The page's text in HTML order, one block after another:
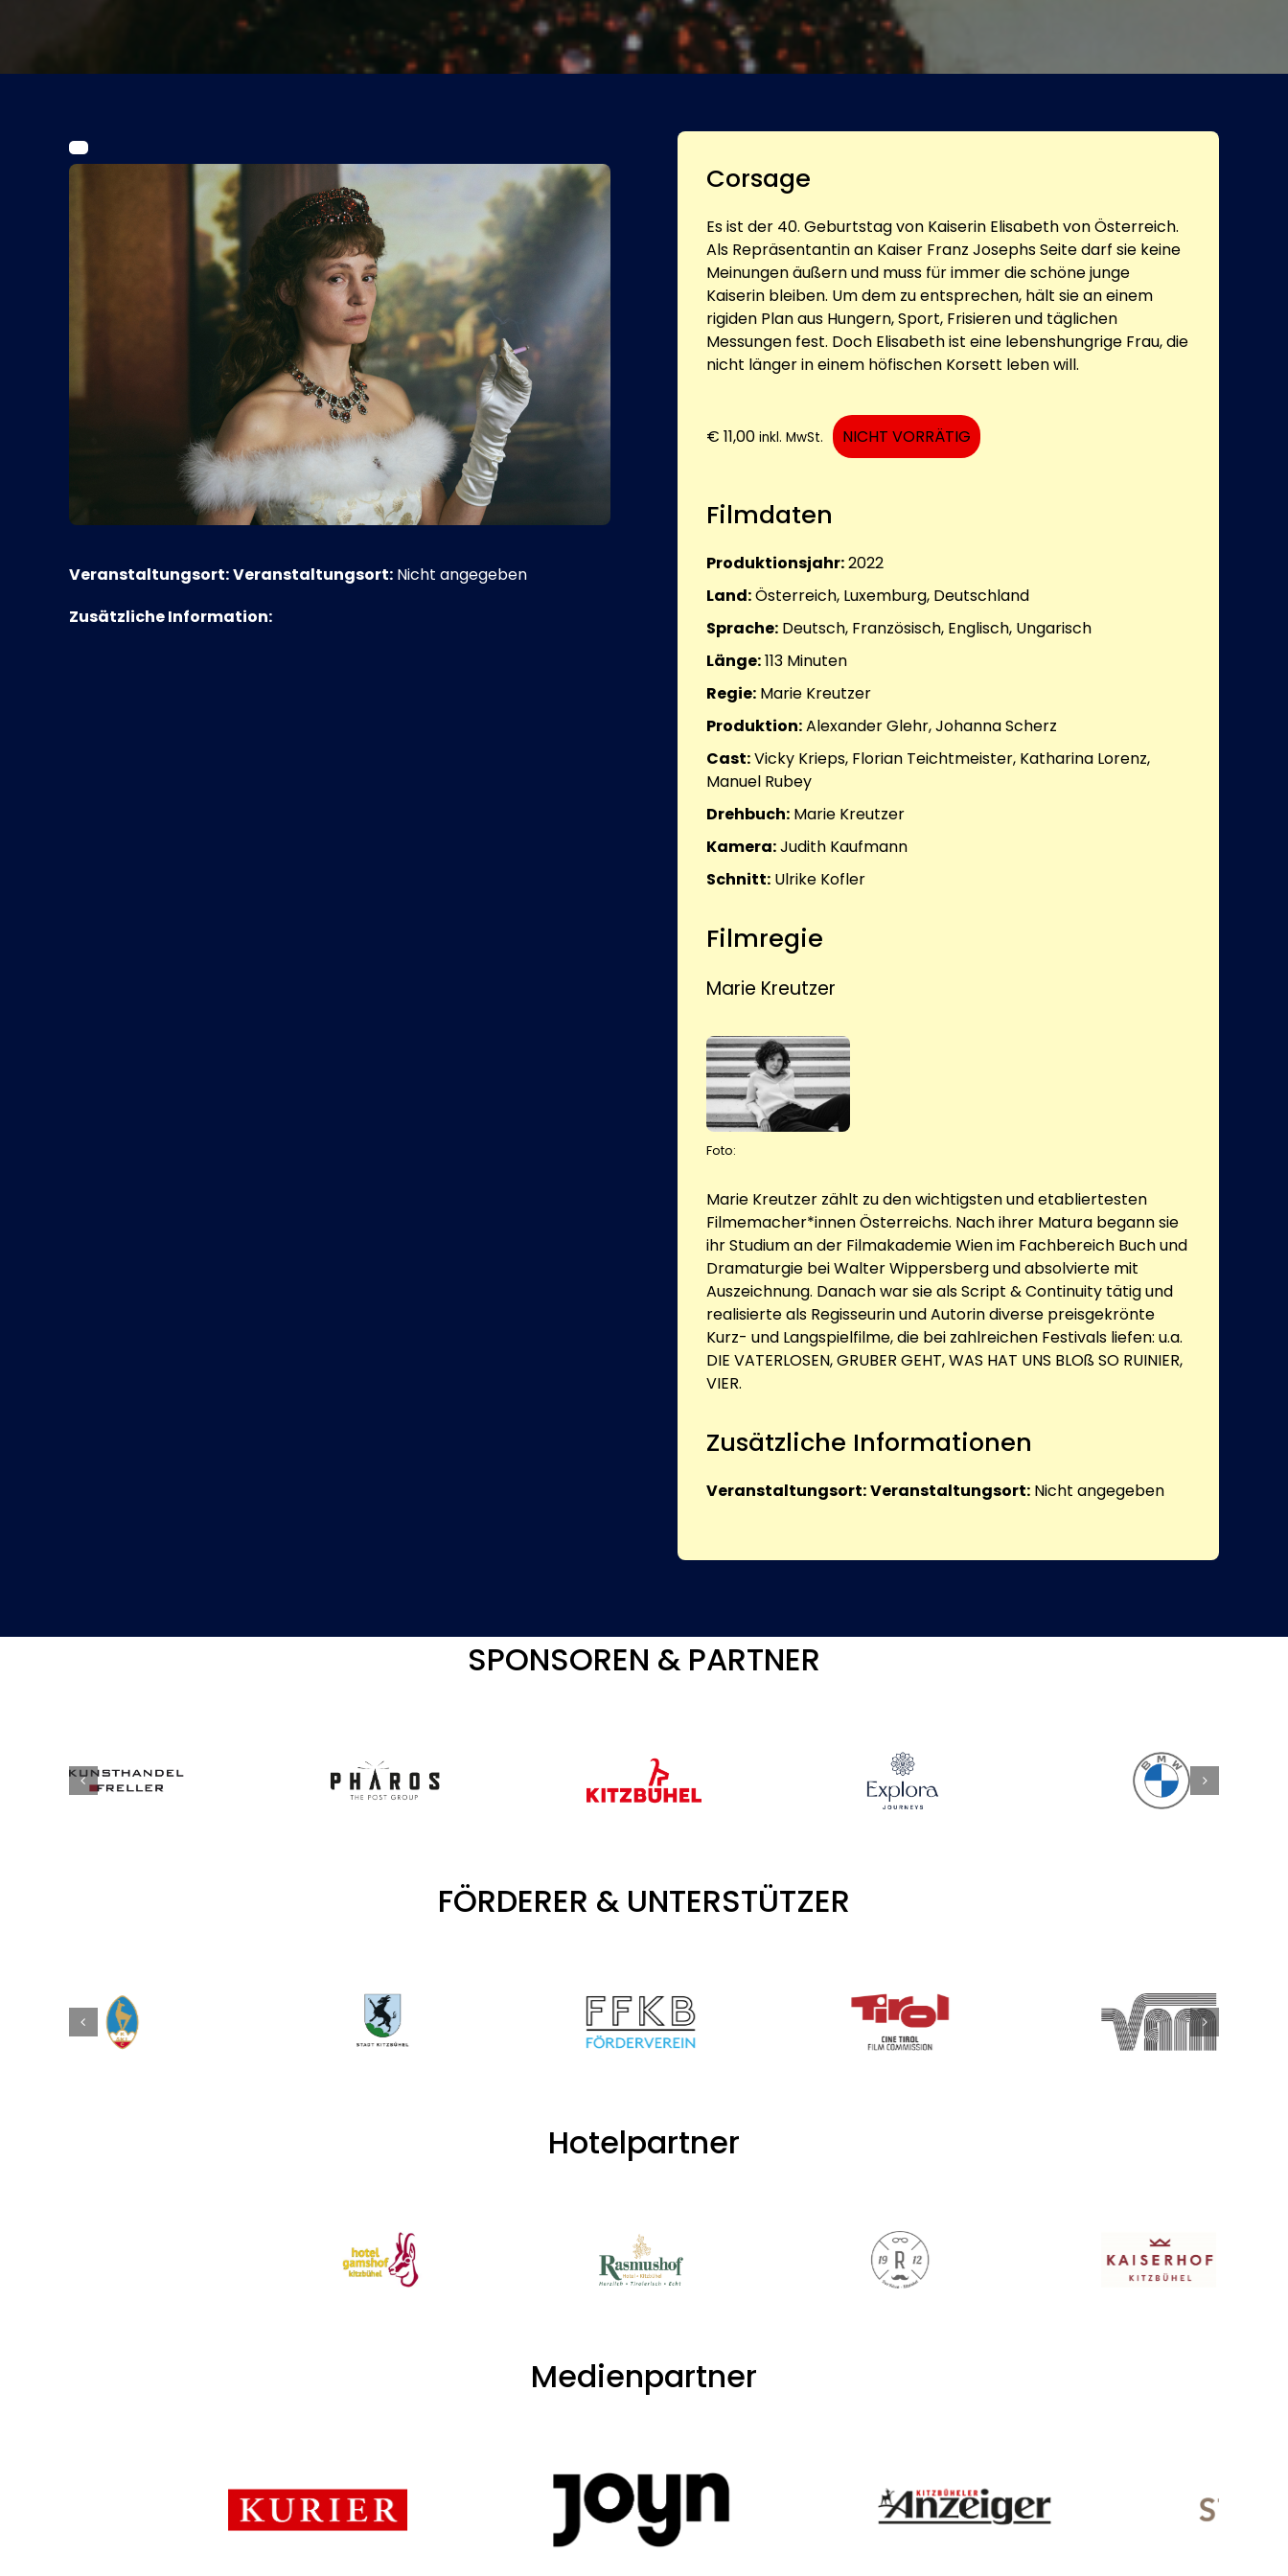
Veranstaltungsort:Veranstaltungsort: Nicht angegeben
Zusätzliche Information:
Corsage
Es ist der 40. Geburtstag von Kaiserin Elisabeth von Österreich.
Als Repräsentantin an Kaiser Franz Josephs Seite darf sie keine
Meinungen äußern und muss für immer die schöne junge
Kaiserin bleiben. Um dem zu entsprechen, hält sie an einem
rigiden Plan aus Hungern, Sport, Frisieren und täglichen
Messungen fest. Doch Elisabeth ist eine lebenshungrige Frau, die
nicht länger in einem höfischen Korsett leben will.
€ 11,00 inkl. MwSt. NICHT VORRÄTIG
Filmdaten
Produktionsjahr:2022
Land:Österreich, Luxemburg, Deutschland
Sprache: Deutsch, Französisch, Englisch, Ungarisch
Länge:113 Minuten
Regie: Marie Kreutzer
Produktion:Alexander Glehr, Johanna Scherz
Cast:Vicky Krieps, Florian Teichtmeister, Katharina Lorenz,
Manuel Rubey
Drehbuch: Marie Kreutzer
Kamera:Judith Kaufmann
Schnitt: Ulrike Kofler
Filmregie
Marie Kreutzer
Foto:
Marie Kreutzer zählt zu den wichtigsten und etabliertesten
Filmemacher*innen Österreichs. Nach ihrer Matura begann sie
ihr Studium an der Filmakademie Wien im Fachbereich Buch und
Dramaturgie bei Walter Wippersberg und absolvierte mit
Auszeichnung. Danach war sie als Script & Continuity tätig und
realisierte als Regisseurin und Autorin diverse preisgekrönte
Kurz- und Langspielfilme, die bei zahlreichen Festivals liefen: u.a.
DIE VATERLOSEN, GRUBER GEHT, WAS HAT UNS BLOß SO RUINIER,
VIER.
Zusätzliche Informationen
Veranstaltungsort:Veranstaltungsort: Nicht angegeben
SPONSOREN & PARTNER
FÖRDERER & UNTERSTÜTZER
Hotelpartner
Medienpartner